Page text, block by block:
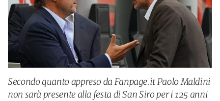
Secondo quanto appreso da Fanpage.it Paolo Maldini
non sarà presente alla festa di San Siro per i 125 anni